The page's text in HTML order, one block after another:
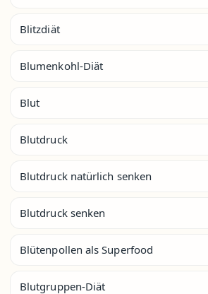
Blitzdiät
Blumenkohl-Diät
Blut
Blutdruck
Blutdruck natürlich senken
Blutdruck senken
Blütenpollen als Superfood
Blutgruppen-Diät